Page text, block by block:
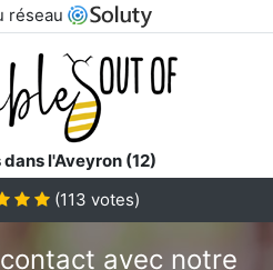
réseau
l'Aveyron (12)
(113 votes)
avec notre